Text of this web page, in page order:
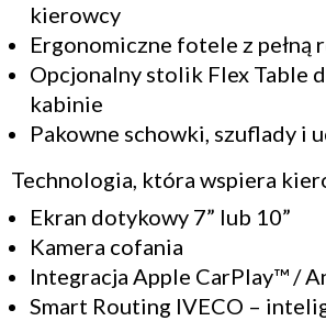
kierowcy
Ergonomiczne fotele z pełną
Opcjonalny stolik Flex Table
kabinie
Pakowne schowki, szuflady i
Technologia, która wspiera
Ekran dotykowy 7” lub 10”
Kamera cofania
Integracja Apple CarPlay™ /
Smart Routing IVECO –